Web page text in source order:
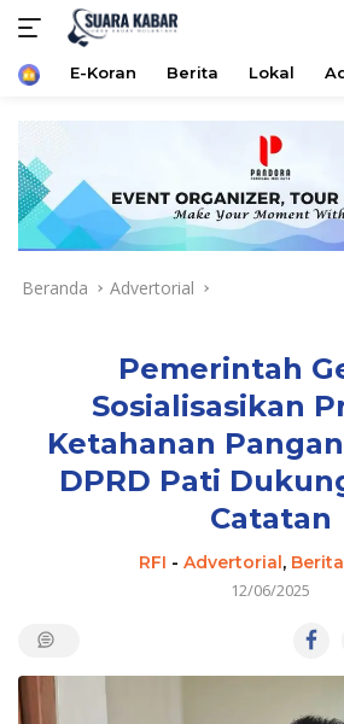
konten
HomeE-Koran Berita Lokal
Beranda Advertorial
Pemerintah
Sosialisasikan
Ketahanan
DPRD Pati
Catatan
RFI - Advertorial, Berita
12/06/2025